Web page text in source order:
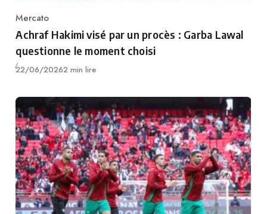
Category
Mercato
Achraf Hakimi visé par un procès : Garba Lawal
questionne le moment choisi
Publié
22/06/20262 min lire